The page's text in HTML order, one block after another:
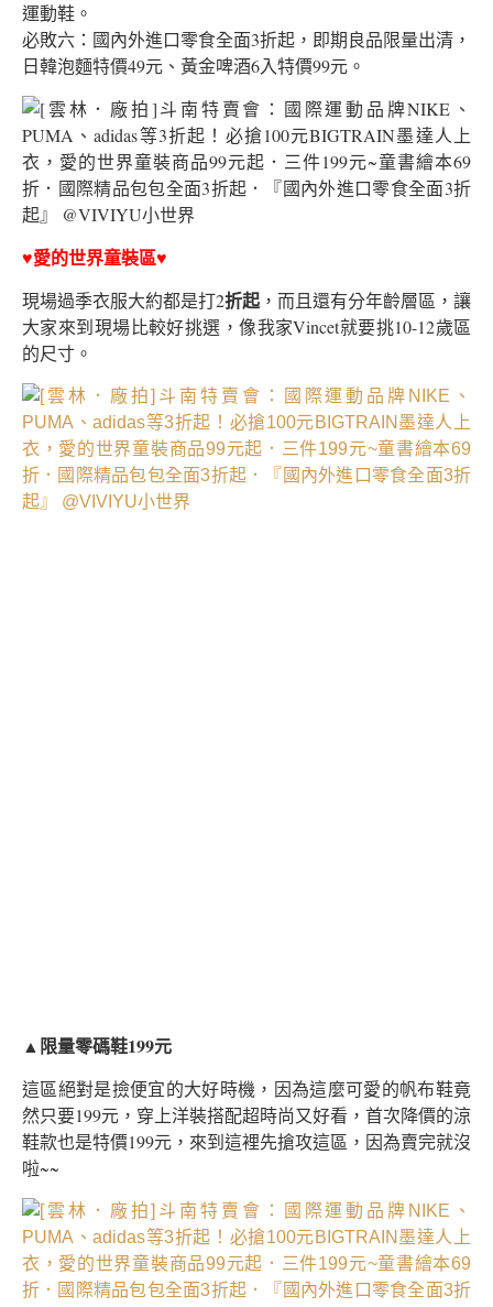
運動鞋。
必敗六：國內外進口零食全面3折起，即期良品限量出清，
日韓泡麵特價49元、黃金啤酒6入特價99元。
♥愛的世界童裝區♥
現場過季衣服大約都是打2折起 ，而且還有分年齡層區，讓
大家來到現場比較好挑選，像我家Vincet就要挑10-12歲區
的尺寸。
▲ 限量零碼鞋199元
這區絕對是撿便宜的大好時機，因為這麼可愛的帆布鞋竟
然只要199元，穿上洋裝搭配超時尚又好看，首次降價的涼
鞋款也是特價199元，來到這裡先搶攻這區，因為賣完就沒
啦~~